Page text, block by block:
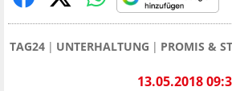
TAG24 UNTERHALTUNG PROMIS &
13.05.2018